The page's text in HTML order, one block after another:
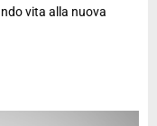
vita alla nuova